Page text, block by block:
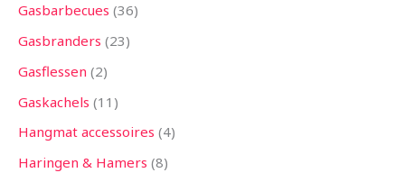
Gasbarbecues 36
Gasbranders 23
Gasflessen 2
Gaskachels 11
Hangmat accessoires 4
Haringen & Hamers 8